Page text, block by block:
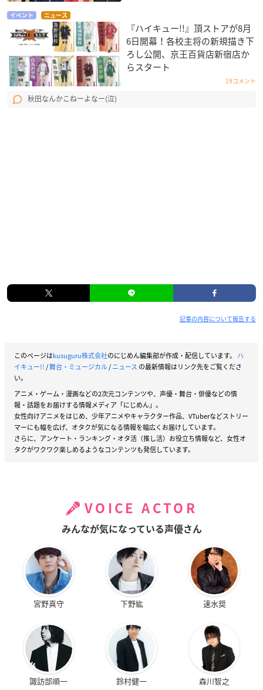
イベント ニュース
『ハイキュー!!』頂ストアが8月
6日開幕！各校主将の新規描き下
ろし公開、京王百貨店新宿店か
らスタート
19コメント
秋田なんかこねーよなー(泣)
記事の内容について報告する
このページはkusuguru株式会社のにじめん編集部が作成・配信しています。 ハ
イキュー!!/舞台・ミュージカル/ニュース の最新情報はリンク先をご覧くださ
い。
アニメ・ゲーム・漫画などの2次元コンテンツや、声優・舞台・俳優などの情
報・話題をお届けする情報メディア「にじめん」。
女性向けアニメをはじめ、少年アニメやキャラクター作品、VTuberなどストリー
マーにも幅を広げ、オタクが気になる情報を幅広くお届けしています。
さらに、アンケート・ランキング・オタ活（推し活）お役立ち情報など、女性オ
タクがワクワク楽しめるようなコンテンツも発信しています。
VOICE ACTOR
みんなが気になっている声優さん
宮野真守 下野紘 速水奨
諏訪部順一 鈴村健一 森川智之